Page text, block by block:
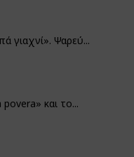
γιαχνί». Ψαρεύ...
και το...